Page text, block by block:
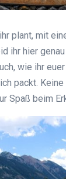
plant, mit
ihr hier
wie ihr
packt. Keine
Spaß beim